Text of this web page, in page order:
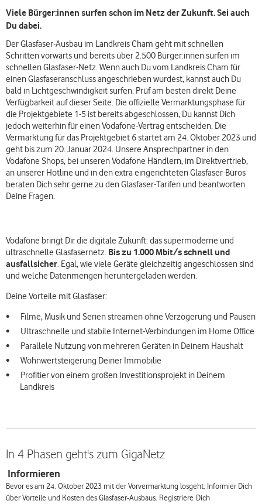
Viele Bürger:innen surfen schon im Netz der Zukunft. Sei auch
Du dabei.
Der Glasfaser-Ausbau im Landkreis Cham geht mit schnellen
Schritten vorwärts und bereits über 2.500 Bürger:innen surfen im
schnellen Glasfaser-Netz. Wenn auch Du vom Landkreis Cham für
einen Glasfaseranschluss angeschrieben wurdest, kannst auch Du
bald in Lichtgeschwindigkeit surfen. Prüf am besten direkt Deine
Verfügbarkeit auf dieser Seite. Die offizielle Vermarktungsphase für
die Projektgebiete 1-5 ist bereits abgeschlossen, Du kannst Dich
jedoch weiterhin für einen Vodafone-Vertrag entscheiden. Die
Vermarktung für das Projektgebiet 6 startet am 24. Oktober 2023 und
geht bis zum 20. Januar 2024. Unsere Ansprechpartner in den
Vodafone Shops, bei unseren Vodafone Händlern, im Direktvertrieb,
an unserer Hotline und in den extra eingerichteten Glasfaser-Büros
beraten Dich sehr gerne zu den Glasfaser-Tarifen und beantworten
Deine Fragen.
Vodafone bringt Dir die digitale Zukunft: das supermoderne und
ultraschnelle Glasfasernetz. Bis zu 1.000 Mbit/s schnell und
ausfallsicher. Egal, wie viele Geräte gleichzeitig angeschlossen sind
und welche Datenmengen heruntergeladen werden.
Deine Vorteile mit Glasfaser:
Filme, Musik und Serien streamen ohne Verzögerung und Pausen
Ultraschnelle und stabile Internet-Verbindungen im Home Office
Parallele Nutzung von mehreren Geräten in Deinem Haushalt
Wohnwertsteigerung Deiner Immobilie
Profitier von einem großen Investitionsprojekt in Deinem
Landkreis
In 4 Phasen geht's zum GigaNetz
Informieren
Bevor es am 24. Oktober 2023 mit der Vorvermarktung losgeht: Informier Dich
über Vorteile und Kosten des Glasfaser-Ausbaus. Registriere Dich